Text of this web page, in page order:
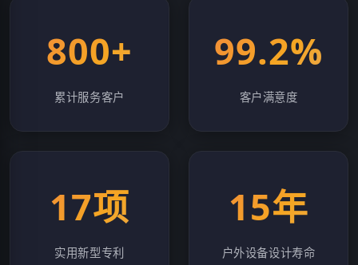
800+
累计服务客户
99.2%
客户满意度
17项
实用新型专利
15年
户外设备设计寿命